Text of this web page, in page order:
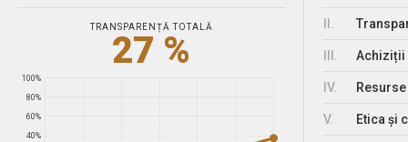
TRANSPARENȚĂ TOTALĂ
27 %
40%
60%
80%
100%
Achiziții
IV.
V. Etica și